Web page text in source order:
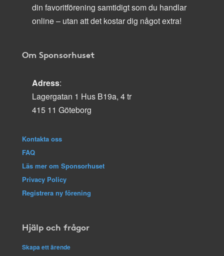
din favoritförening samtidigt som du handlar
online – utan att det kostar dig något extra!
Om Sponsorhuset
Adress:
Lagergatan 1 Hus B19a, 4 tr
415 11 Göteborg
Kontakta oss
FAQ
Läs mer om Sponsorhuset
Privacy Policy
Registrera ny förening
Hjälp och frågor
Skapa ett ärende